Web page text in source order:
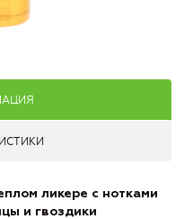
ликере с нотками
и гвоздики